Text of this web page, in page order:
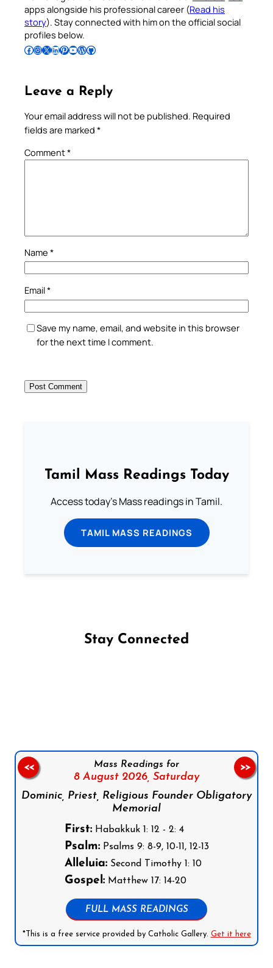
apps alongside his professional career (Read his
story). Stay connected with him on the official social
profiles below.
Follow Pradeep on Facebook Follow Pradeep on InstagramFollow Pradeep on X Follow Pradeep on LinkedIn Follow Pradeep on Pinterest Subscribe to Pradeep’s Youtube Channel Follow Pradeep on WordPress Follow Pradeep on GitHub
Leave a Reply
Your email address will not be published. Required
fields are marked *
Comment*
Name *
Email*
Save my name, email, and website in this browser
for the next time I comment.
Tamil Mass Readings Today
Access today's Mass readings in Tamil.
TAMIL MASS READINGS
Stay Connected
Mass Readings for
8 August 2026, Saturday
Dominic, Priest, Religious Founder Obligatory
Memorial
First:Habakkuk 1: 12 - 2: 4
Psalm:Psalms 9: 8-9, 10-11, 12-13
Alleluia:Second Timothy 1: 10
Gospel:Matthew 17: 14-20
FULL MASS READINGS
*This is a free service provided by Catholic Gallery. Get it here
<< >>